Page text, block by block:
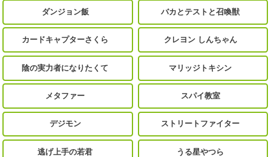
ダンジョン飯 バカとテストと召喚獣
カードキャプターさくら クレヨン しんちゃん
陰の実力者になりたくて マリッジトキシン
メタファー スパイ教室
デジモン ストリートファイター
逃げ上手の若君 うる星やつら